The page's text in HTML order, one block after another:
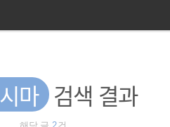
마 검색 결과